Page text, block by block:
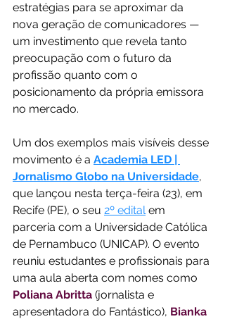
estratégias para se aproximar da
nova geração de comunicadores —
um investimento que revela tanto
preocupação com o futuro da
profissão quanto com o
posicionamento da própria emissora
no mercado.
Um dos exemplos mais visíveis desse
movimento é a Academia LED |
Jornalismo Globo na Universidade,
que lançou nesta terça-feira (23), em
Recife (PE), o seu 2º edital em
parceria com a Universidade Católica
de Pernambuco (UNICAP). O evento
reuniu estudantes e profissionais para
uma aula aberta com nomes como
Poliana Abritta (jornalista e
apresentadora do Fantástico), Bianka